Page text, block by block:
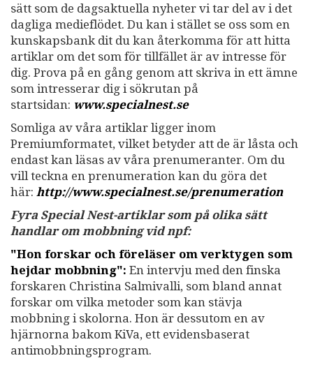
sätt som de dagsaktuella nyheter vi tar del av i det
dagliga medieflödet. Du kan i stället se oss som en
kunskapsbank dit du kan återkomma för att hitta
artiklar om det som för tillfället är av intresse för
dig. Prova på en gång genom att skriva in ett ämne
som intresserar dig i sökrutan på
startsidan: www.specialnest.se
Somliga av våra artiklar ligger inom
Premiumformatet, vilket betyder att de är låsta och
endast kan läsas av våra prenumeranter. Om du
vill teckna en prenumeration kan du göra det
här: http://www.specialnest.se/prenumeration
Fyra Special Nest-artiklar som på olika sätt
handlar om mobbning vid npf:
"Hon forskar och föreläser om verktygen som
hejdar mobbning": En intervju med den finska
forskaren Christina Salmivalli, som bland annat
forskar om vilka metoder som kan stävja
mobbning i skolorna. Hon är dessutom en av
hjärnorna bakom KiVa, ett evidensbaserat
antimobbningsprogram.